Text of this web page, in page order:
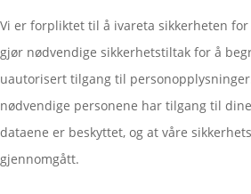
Vi er forpliktet til å ivareta sikkerheten
gjør nødvendige sikkerhetstiltak for å
uautorisert tilgang til
nødvendige personene har tilgang til
dataene er beskyttet, og at våre
gjennomgått.